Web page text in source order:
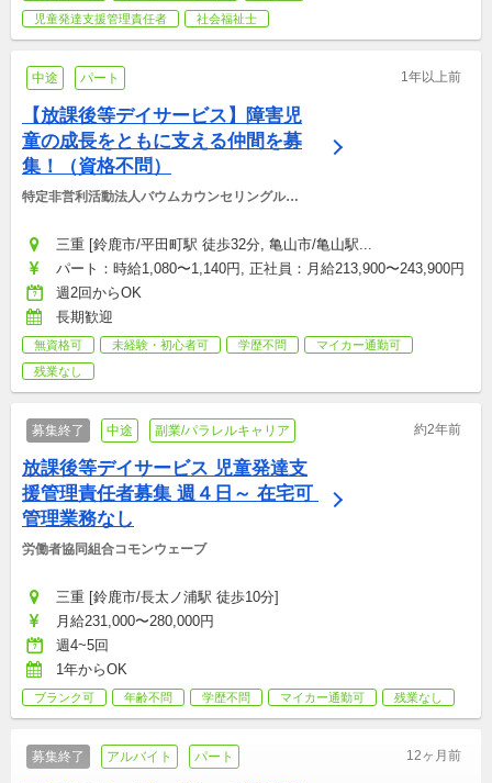
児童発達支援管理責任者
社会福祉士
中途 パート 1年以上前
【放課後等デイサービス】障害児
童の成長をともに支える仲間を募
集！（資格不問）
特定非営利活動法人バウムカウンセリングルー
三重 [鈴鹿市/平田町駅 徒歩32分, 亀山市/亀山駅...
パート：時給1,080〜1,140円, 正社員：月給213,900〜243,900円
週2回からOK
長期歓迎
無資格可 未経験・初心者可 学歴不問
マイカー通勤可
残業なし
募集終了 中途 副業/パラレルキャリア 約2年前
放課後等デイサービス 児童発達支
援管理責任者募集 週４日～ 在宅可
管理業務なし
労働者協同組合コモンウェーブ
三重 [鈴鹿市/長太ノ浦駅 徒歩10分]
月給231,000〜280,000円
週4~5回
1年からOK
ブランク可 年齢不問 学歴不問 マイカー通勤可 残業なし
募集終了 アルバイト パート 12ヶ月前